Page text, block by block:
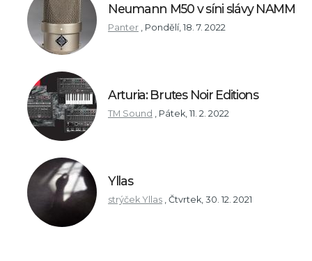
Neumann M50 v síni slávy NAMM
Panter , Pondělí, 18. 7. 2022
Arturia: Brutes Noir Editions
TM Sound , Pátek, 11. 2. 2022
Yllas
strýček Yllas , Čtvrtek, 30. 12. 2021